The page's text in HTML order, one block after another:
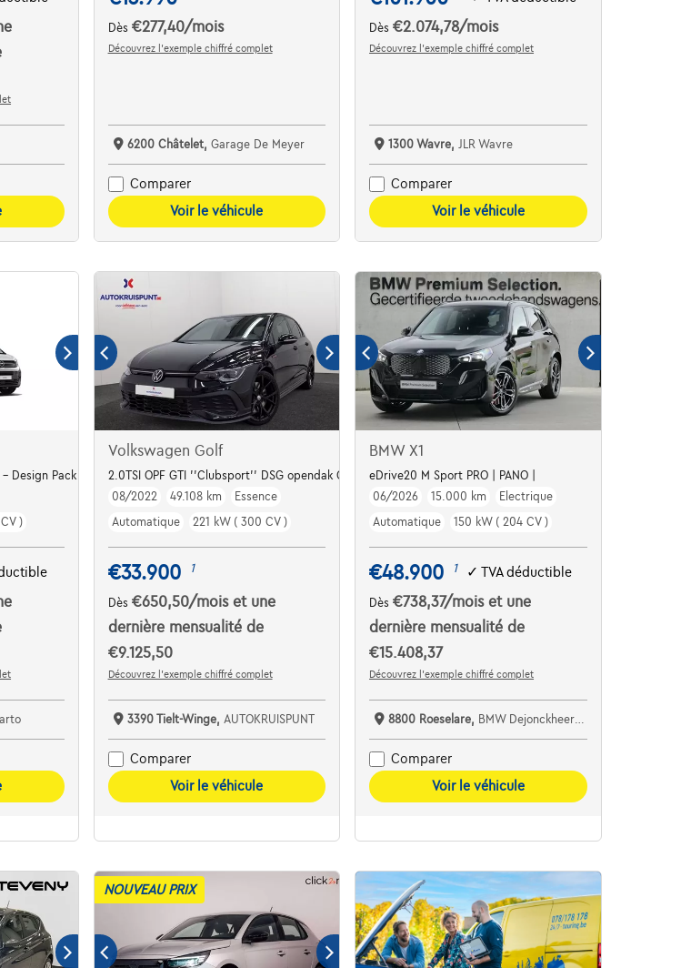
Dès €277,40/mois
Découvrez l’exemple chiffré complet
6200 Châtelet, Garage De Meyer
Comparer
Voir le véhicule
Dès€2.074,78/mois
Découvrez l’exemple chiffré complet
1300 Wavre, JLR Wavre
Comparer
Voir le véhicule
Design Pack - Full LED
)
Volkswagen Golf
2.0TSI OPF GTI ''Clubsport'' DSG opendak GPS Camera Alu19
08/2022
49.108 km
Essence
Automatique
221 kW ( 300 CV )
€33.900 1
Dès €650,50/mois et une
dernière mensualité de
€9.125,50
Découvrez l’exemple chiffré complet
3390 Tielt-Winge, AUTOKRUISPUNT
Comparer
Voir le véhicule
BMW X1
eDrive20 M Sport PRO | PANO |
06/2026
15.000 km
Electrique
Automatique
150 kW ( 204 CV )
€48.900 1 ✓TVA déductible
Dès€738,37/moiset une
dernière mensualité de
€15.408,37
Découvrez l’exemple chiffré complet
8800 Roeselare, BMW Dejonckheere Roeselare
Comparer
Voir le véhicule
NOUVEAU PRIX